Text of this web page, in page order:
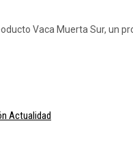
Vaca Muerta Sur, un
Actualidad